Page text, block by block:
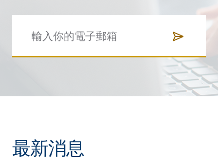
最新消息